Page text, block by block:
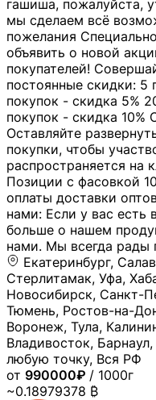
гашиша, пожалуйста,
мы сделаем всё
пожелания
объявить о новой
покупателей!
постоянные скидки: 5
покупок - скидка 5%
покупок - скидка 10%
Оставляйте
покупки, чтобы
распространяется на
Позиции с фасовкой
оплаты доставки
нами: Если у вас есть
больше о нашем
нами. Мы всегда рады
Екатеринбург,
Стерлитамак, Уфа,
Новосибирск, Санкт-
Тюмень, Ростов-на-
Воронеж, Тула,
Владивосток,
любую точку, Вся РФ
от 990000₽ / 1000г
~0.18979378 ₿